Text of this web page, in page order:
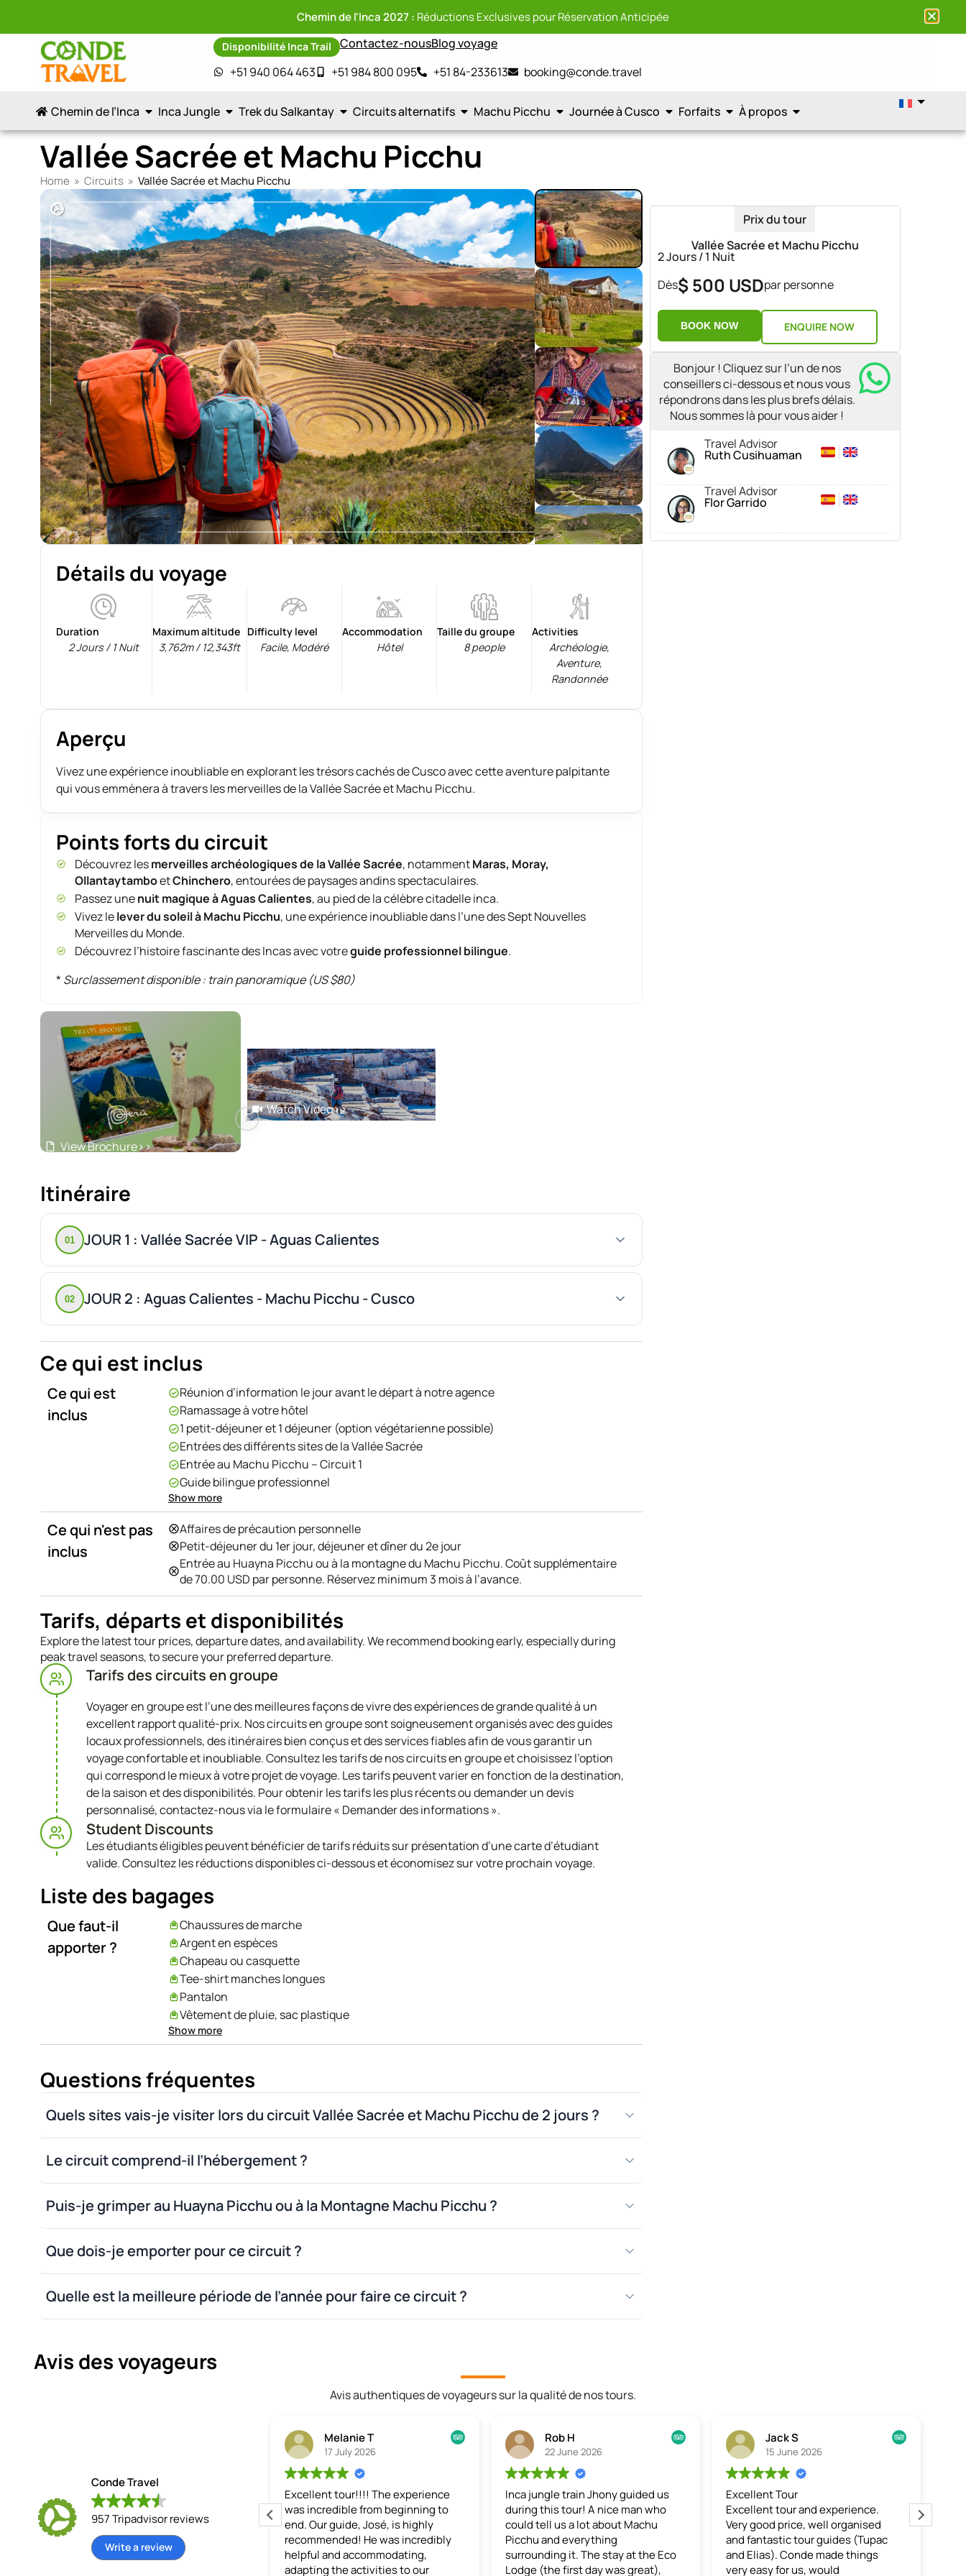
Disponibilité Inca Trail Contactez-nousBlog voyage
+51 940 064 463
+51 984 800 095 +51 84-233613 booking@conde.travel
Chemin de l’Inca Inca Jungle Trek du Salkantay Circuits alternatifs Machu Picchu Journée à Cusco Forfaits À propos
Vallée Sacrée et Machu Picchu
Home » Circuits » Vallée Sacrée et Machu Picchu
Détails du voyage
Duration
2 Jours / 1 Nuit
Maximum altitude
3,762m / 12,343ft
Difficulty level
Facile, Modéré
Accommodation
Hôtel
Taille du groupe
8 people
Activities
Archéologie,
Aventure,
Randonnée
Aperçu
Vivez une expérience inoubliable en explorant les trésors cachés de Cusco avec cette aventure palpitante
qui vous emmènera à travers les merveilles de la Vallée Sacrée et Machu Picchu.
Points forts du circuit
Découvrez lesmerveilles archéologiques de la Vallée Sacrée, notammentMaras, Moray,
OllantaytamboetChinchero, entourées de paysages andins spectaculaires.
Passez unenuit magique à Aguas Calientes, au pied de la célèbre citadelle inca.
Vivez lelever du soleil à Machu Picchu, une expérience inoubliable dans l’une des Sept Nouvelles
Merveilles du Monde.
Découvrez l’histoire fascinante des Incas avec votreguide professionnel bilingue.
* Surclassement disponible : train panoramique (US $80)
View Brochure>>
Watch Video>>
Itinéraire
01 JOUR 1 : Vallée Sacrée VIP - Aguas Calientes
02 JOUR 2 : Aguas Calientes - Machu Picchu - Cusco
Ce qui est inclus
Ce qui est
inclus
Réunion d’information le jour avant le départ à notre agence
Ramassage à votre hôtel
1 petit-déjeuner et 1 déjeuner (option végétarienne possible)
Entrées des différents sites de la Vallée Sacrée
Entrée au Machu Picchu – Circuit 1
Guide bilingue professionnel
1 nuit à l’hôtel à Aguas Calientes (village du Machu Picchu)
Train aller/retour Aguas Calientes – Ollantaytambo
Transport privé Ollantaytambo – Cusco
Show more
Ce qui n'est pas
inclus
Affaires de précaution personnelle
Petit-déjeuner du 1er jour, déjeuner et dîner du 2e jour
Entrée au Huayna Picchu ou à la montagne du Machu Picchu. Coût supplémentaire
de 70.00 USD par personne. Réservez minimum 3 mois à l’avance.
Tarifs, départs et disponibilités
Explore the latest tour prices, departure dates, and availability. We recommend booking early, especially during
peak travel seasons, to secure your preferred departure.
Tarifs des circuits en groupe
Voyager en groupe est l’une des meilleures façons de vivre des expériences de grande qualité à un
excellent rapport qualité-prix. Nos circuits en groupe sont soigneusement organisés avec des guides
locaux professionnels, des itinéraires bien conçus et des services fiables afin de vous garantir un
voyage confortable et inoubliable. Consultez les tarifs de nos circuits en groupe et choisissez l’option
qui correspond le mieux à votre projet de voyage. Les tarifs peuvent varier en fonction de la destination,
de la saison et des disponibilités. Pour obtenir les tarifs les plus récents ou demander un devis
personnalisé, contactez-nous via le formulaire « Demander des informations ».
Student Discounts​
Les étudiants éligibles peuvent bénéficier de tarifs réduits sur présentation d’une carte d’étudiant
valide. Consultez les réductions disponibles ci-dessous et économisez sur votre prochain voyage.
Liste des bagages
Que faut-il
apporter ?
Chaussures de marche
Argent en espèces
Chapeau ou casquette
Tee-shirt manches longues
Pantalon
Vêtement de pluie, sac plastique
Poncho de pluie (optionnel)
Chargeur de téléphone et d’appareil photo
Affaires personnelles et médicales
Show more
Questions fréquentes
Quels sites vais-je visiter lors du circuit Vallée Sacrée et Machu Picchu de 2 jours ?
Le circuit comprend-il l’hébergement ?
Puis-je grimper au Huayna Picchu ou à la Montagne Machu Picchu ?
Que dois-je emporter pour ce circuit ?
Quelle est la meilleure période de l’année pour faire ce circuit ?
Prix du tour
Vallée Sacrée et Machu Picchu
2 Jours / 1 Nuit
Dès$ 500 USDpar personne
BOOK NOW ENQUIRE NOW
Bonjour ! Cliquez sur l’un de nos
conseillers ci-dessous et nous vous
répondrons dans les plus brefs délais.
Nous sommes là pour vous aider !
Travel Advisor
Ruth Cusihuaman
Travel Advisor
Flor Garrido
Avis des voyageurs
Avis authentiques de voyageurs sur la qualité de nos tours.
Conde Travel
957 Tripadvisor reviews
Write a review
100% recommended
experience. 100% recommended.
José's work and dedication as our
guide were key to the success of
our trip.
Melanie T
17 July 2026
Excellent tour!!!! The experience
was incredible from beginning to
end. Our guide, José, is highly
recommended! He was incredibly
helpful and accommodating,
adapting the activities to our
Rob H
22 June 2026
Inca jungle trainJhony guided us
during this tour! A nice man who
could tell us a lot about Machu
Picchu and everything
surrounding it. The stay at the Eco
Lodge (the first day was great),
Jack S
15 June 2026
Excellent Tour
Excellent tour and experience.
Very good price, well organised
and fantastic tour guides (Tupac
and Elias). Conde made things
very easy for us, would
Chemin de l'Inca 2027 : Réductions Exclusives pour Réservation Anticipée